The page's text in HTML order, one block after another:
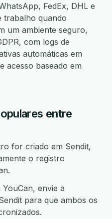
FedEx, DHL e
trabalho quando
um ambiente seguro,
com logs de
automáticas em
acesso baseado em
entre
for criado em Sendit,
o registro
envie a
para que ambos os